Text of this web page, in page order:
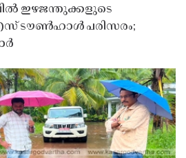
ഇഴജന്തുക്കളുടെ
ടൗൺഹാൾ പരിസരം;